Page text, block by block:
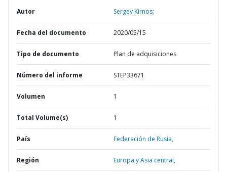
Autor Sergey Kirnos;
Fecha del documento 2020/05/15
Tipo de documento Plan de adquisiciones
Número del informe STEP33671
Volumen 1
Total Volume(s) 1
País Federación de Rusia,
Región Europa y Asia central,